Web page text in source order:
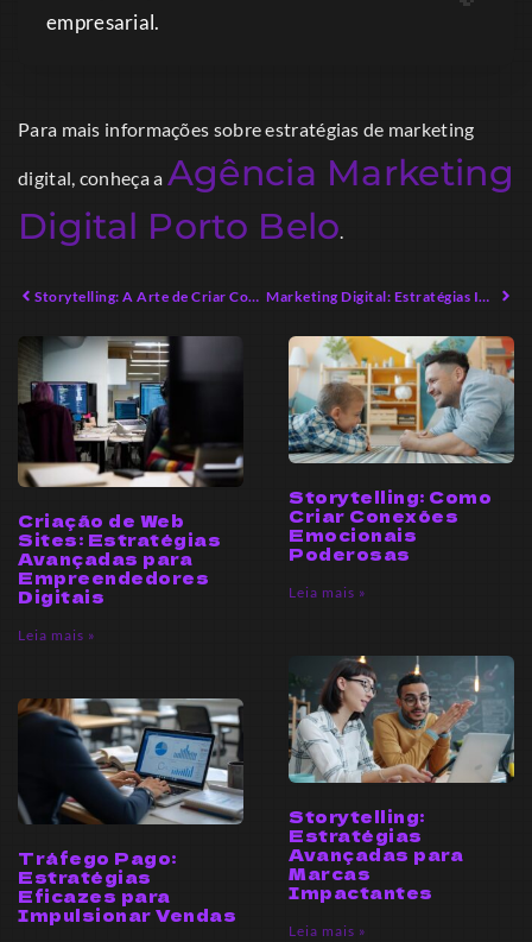
empresarial.
Para mais informações sobre estratégias de marketing
digital, conheça a Agência Marketing
Digital Porto Belo.
Storytelling: A Arte de Criar Conexões Emocionais Impactantes Marketing Digital: Estratégias Inovadoras para Crescimento Sustentável
Criação de Web
Sites: Estratégias
Avançadas para
Empreendedores
Digitais
Leia mais »
Storytelling: Como
Criar Conexões
Emocionais
Poderosas
Leia mais »
Tráfego Pago:
Estratégias
Eficazes para
Impulsionar Vendas
Storytelling:
Estratégias
Avançadas para
Marcas
Impactantes
Leia mais »